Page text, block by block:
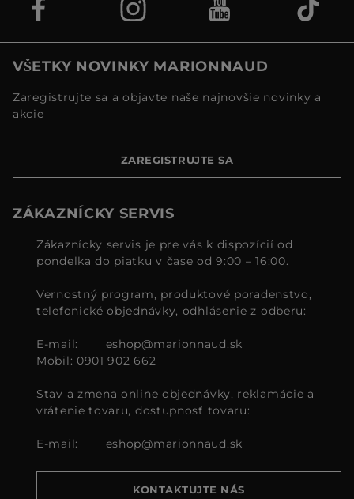
VŠETKY NOVINKY MARIONNAUD
Zaregistrujte sa a objavte naše najnovšie novinky a
akcie
ZAREGISTRUJTE SA
ZÁKAZNÍCKY SERVIS
Zákaznícky servis je pre vás k dispozícií od
pondelka do piatku v čase od 9:00 – 16:00.
Vernostný program, produktové poradenstvo,
telefonické objednávky, odhlásenie z odberu:
E-mail:
eshop@marionnaud.sk
Mobil: 0901 902 662
Stav a zmena online objednávky, reklamácie a
vrátenie tovaru, dostupnosť tovaru:
E-mail: eshop@marionnaud.sk
KONTAKTUJTE NÁS